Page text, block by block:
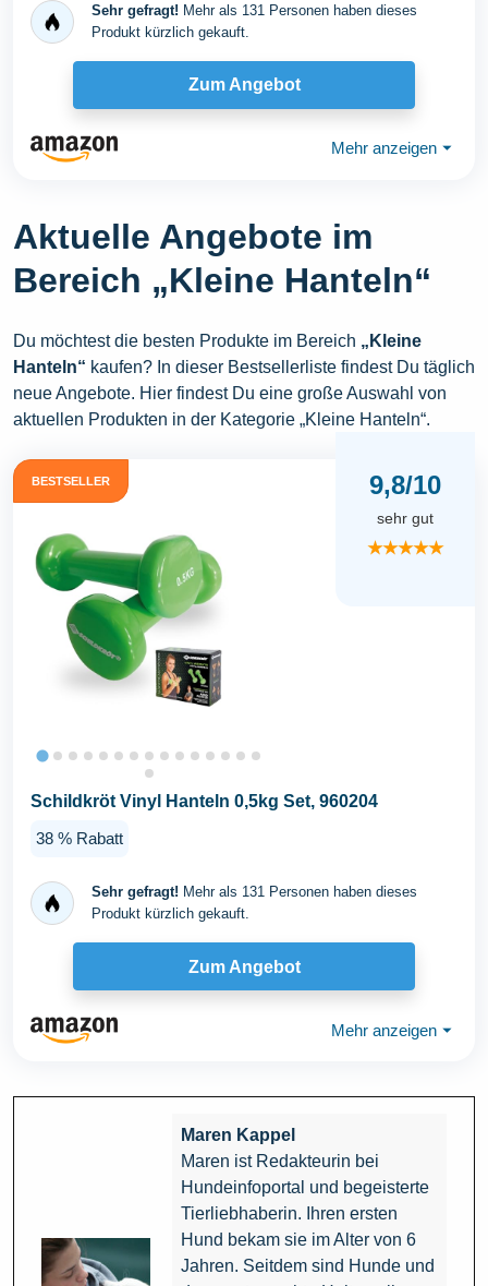
Sehr gefragt! Mehr als 131 Personen haben dieses
Produkt kürzlich gekauft.
Zum Angebot
Mehr anzeigen ⏷
Aktuelle Angebote im
Bereich „Kleine Hanteln“
Du möchtest die besten Produkte im Bereich „Kleine
Hanteln“ kaufen? In dieser Bestsellerliste findest Du täglich
neue Angebote. Hier findest Du eine große Auswahl von
aktuellen Produkten in der Kategorie „Kleine Hanteln“.
BESTSELLER 9,8/10
sehr gut
★★★★★
Schildkröt Vinyl Hanteln 0,5kg Set, 960204
38 % Rabatt
Sehr gefragt! Mehr als 131 Personen haben dieses
Produkt kürzlich gekauft.
Zum Angebot
Mehr anzeigen ⏷
Maren Kappel
Maren ist Redakteurin bei
Hundeinfoportal und begeisterte
Tierliebhaberin. Ihren ersten
Hund bekam sie im Alter von 6
Jahren. Seitdem sind Hunde und